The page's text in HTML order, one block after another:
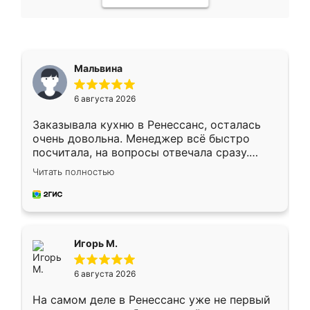
Мальвина
6 августа 2026
Заказывала кухню в Ренессанс, осталась
очень довольна. Менеджер всё быстро
посчитала, на вопросы отвечала сразу.
Замерщик приехал в субботу, подошёл к
делу со всей ответственностью. Собрали
за день, ребята работали аккуратно, даже
Читать полностью
Игорь М.
6 августа 2026
На самом деле в Ренессанс уже не первый